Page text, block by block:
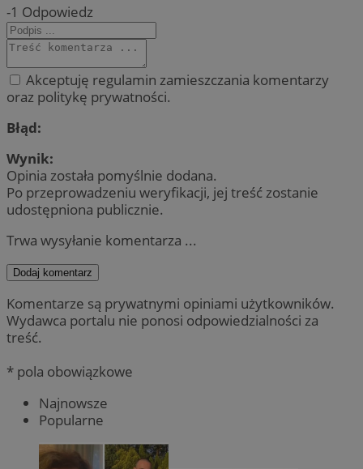
-1 Odpowiedz
Akceptuję regulamin zamieszczania komentarzy
oraz politykę prywatności.
Błąd:
Wynik:
Opinia została pomyślnie dodana.
Po przeprowadzeniu weryfikacji, jej treść zostanie
udostępniona publicznie.
Trwa wysyłanie komentarza ...
Dodaj komentarz
Komentarze są prywatnymi opiniami użytkowników.
Wydawca portalu nie ponosi odpowiedzialności za
treść.
* pola obowiązkowe
Najnowsze
Popularne